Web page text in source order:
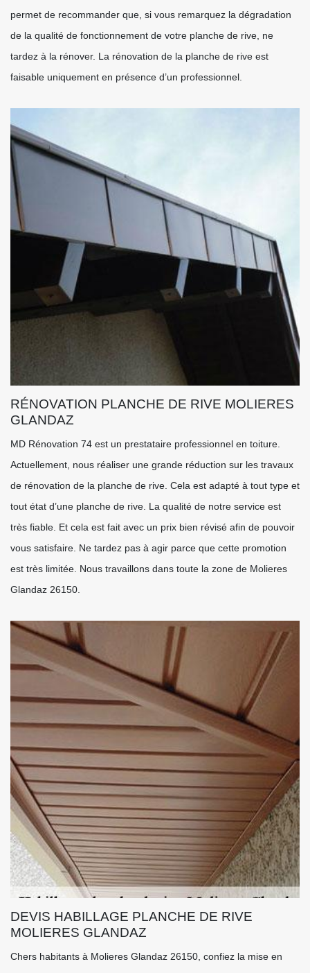
permet de recommander que, si vous remarquez la dégradation
de la qualité de fonctionnement de votre planche de rive, ne
tardez à la rénover. La rénovation de la planche de rive est
faisable uniquement en présence d’un professionnel.
RÉNOVATION PLANCHE DE RIVE MOLIERES
GLANDAZ
MD Rénovation 74 est un prestataire professionnel en toiture.
Actuellement, nous réaliser une grande réduction sur les travaux
de rénovation de la planche de rive. Cela est adapté à tout type et
tout état d’une planche de rive. La qualité de notre service est
très fiable. Et cela est fait avec un prix bien révisé afin de pouvoir
vous satisfaire. Ne tardez pas à agir parce que cette promotion
est très limitée. Nous travaillons dans toute la zone de Molieres
Glandaz 26150.
DEVIS HABILLAGE PLANCHE DE RIVE
MOLIERES GLANDAZ
Chers habitants à Molieres Glandaz 26150, confiez la mise en